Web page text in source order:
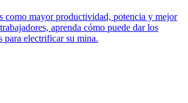
como mayor productividad, potencia y mejor
aprenda cómo puede dar los
para electrificar su mina.